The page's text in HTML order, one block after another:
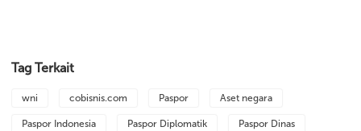
Tag Terkait
wni cobisnis.com Paspor Aset negara
Paspor Indonesia Paspor Diplomatik Paspor Dinas